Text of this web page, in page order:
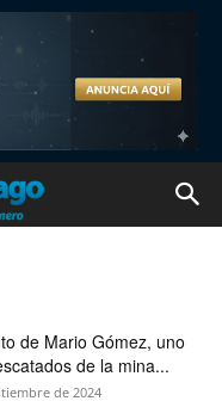
de Mario Gómez, uno
de la mina...
de 2024